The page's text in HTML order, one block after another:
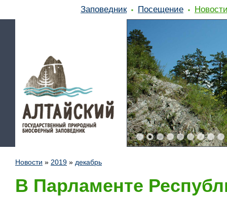
Заповедник Посещение
Новости » 2019 » декабрь
В Парламенте